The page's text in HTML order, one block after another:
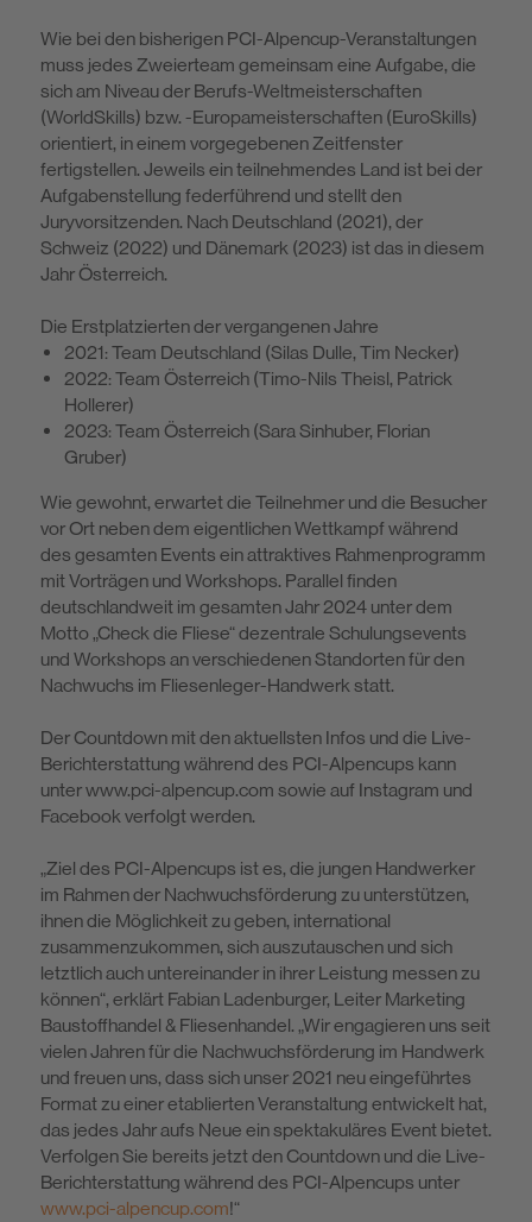
Wie bei den bisherigen PCI-Alpencup-Veranstaltungen
muss jedes Zweier­team gemeinsam eine Aufgabe, die
sich am Niveau der Berufs-Weltmeister­schaften
(WorldSkills) bzw. -Europameisterschaften (EuroSkills)
orientiert, in einem vorgegebenen Zeitfenster
fertigstellen. Jeweils ein teilnehmendes Land ist bei der
Aufgabenstellung federführend und stellt den
Juryvorsitzenden. Nach Deutschland (2021), der
Schweiz (2022) und Dänemark (2023) ist das in diesem
Jahr Österreich.
Die Erstplatzierten der vergangenen Jahre
2021: Team Deutschland (Silas Dulle, Tim Necker)
2022: Team Österreich (Timo-Nils Theisl, Patrick
Hollerer)
2023: Team Österreich (Sara Sinhuber, Florian
Gruber)
Wie gewohnt, erwartet die Teilnehmer und die Besucher
vor Ort neben dem eigentlichen Wettkampf während
des gesamten Events ein attraktives Rah­menprogramm
mit Vorträgen und Workshops. Parallel finden
deutschlandweit im gesamten Jahr 2024 unter dem
Motto „Check die Fliese“ dezentrale Schu­lungsevents
und Workshops an verschiedenen Standorten für den
Nachwuchs im Fliesenleger-Handwerk statt.
Der Countdown mit den aktuellsten Infos und die Live-
Berichterstattung wäh­rend des PCI-Alpencups kann
unter www.pci-alpencup.com sowie auf Insta­gram und
Facebook verfolgt werden.
„Ziel des PCI-Alpencups ist es, die jungen Handwerker
im Rahmen der Nach­wuchsförderung zu unterstützen,
ihnen die Möglichkeit zu geben, international
zusammenzukommen, sich auszutauschen und sich
letztlich auch untereinan­der in ihrer Leistung messen zu
können“, erklärt Fabian Ladenburger, Leiter Marketing
Baustoffhandel & Fliesenhandel. „Wir engagieren uns seit
vielen Jahren für die Nachwuchsförderung im Handwerk
und freuen uns, dass sich unser 2021 neu eingeführtes
Format zu einer etablierten Veranstaltung entwi­ckelt hat,
das jedes Jahr aufs Neue ein spektakuläres Event bietet.
Verfolgen Sie bereits jetzt den Countdown und die Live-
Berichterstattung während des PCI-Alpencups unter
www.pci-alpencup.com!“